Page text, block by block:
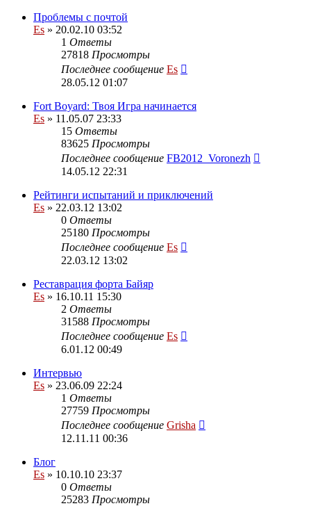
Проблемы с почтой
Es » 20.02.10 03:52
1 Ответы
27818 Просмотры
Последнее сообщение Es
28.05.12 01:07
Fort Boyard: Твоя Игра начинается
Es » 11.05.07 23:33
15 Ответы
83625 Просмотры
Последнее сообщение FB2012_Voronezh
14.05.12 22:31
Рейтинги испытаний и приключений
Es » 22.03.12 13:02
0 Ответы
25180 Просмотры
Последнее сообщение Es
22.03.12 13:02
Реставрация форта Байяр
Es » 16.10.11 15:30
2 Ответы
31588 Просмотры
Последнее сообщение Es
6.01.12 00:49
Интервью
Es » 23.06.09 22:24
1 Ответы
27759 Просмотры
Последнее сообщение Grisha
12.11.11 00:36
Блог
Es » 10.10.10 23:37
0 Ответы
25283 Просмотры